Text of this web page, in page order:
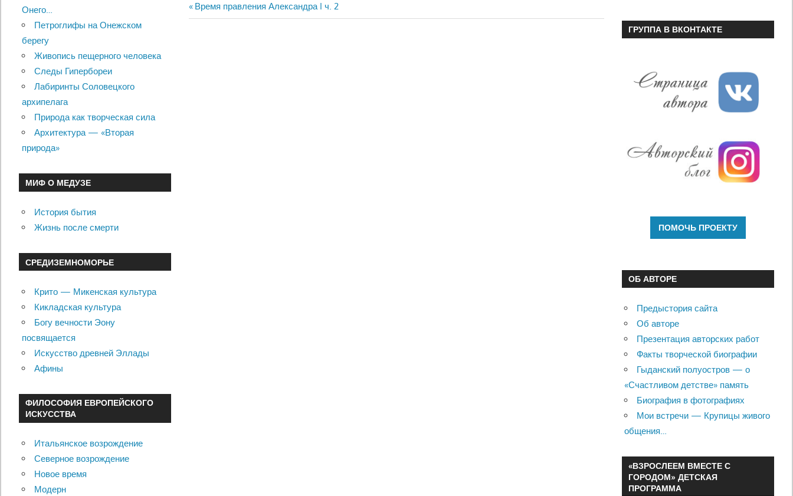
Навигация
Previous
Post:
Время правления Александра I ч. 2
Онего…
Петроглифы на Онежском
берегу
Живопись пещерного человека
Следы Гипербореи
Лабиринты Соловецкого
архипелага
Природа как творческая сила
Архитектура — «Вторая
природа»
МИФ О МЕДУЗЕ
История бытия
Жизнь после смерти
СРЕДИЗЕМНОМОРЬЕ
Крито — Микенская культура
Кикладская культура
Богу вечности Эону
посвящается
Искусство древней Эллады
Афины
ФИЛОСОФИЯ ЕВРОПЕЙСКОГО
ИСКУССТВА
Итальянское возрождение
Северное возрождение
Новое время
Модерн
ГРУППА В ВКОНТАКТЕ
ОБ АВТОРЕ
Предыстория сайта
Об авторе
Презентация авторских работ
Факты творческой биографии
Гыданский полуостров — о
«Счастливом детстве» память
Биография в фотографиях
Мои встречи — Крупицы живого
общения…
«ВЗРОСЛЕЕМ ВМЕСТЕ С
ГОРОДОМ» ДЕТСКАЯ
ПРОГРАММА